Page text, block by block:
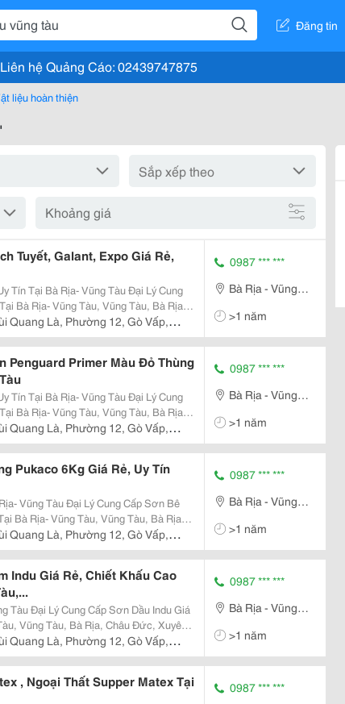
Đăng tin
Liên hệ Quảng Cáo: 02439747875
liệu hoàn thiện
Khoảng giá
Tuyết, Galant, Expo Giá Rẻ,
Bà Rịa- Vũng Tàu Đại Lý Cung
Bà Rịa- Vũng Tàu, Vũng Tàu, Bà Rịa,
Đỏ, Côn Đảo Cung Cấp Sơn
Quang Là, Phường 12, Gò Vấp,
0987 *** ***
Bà Rịa - Vũng
>1 năm
Penguard Primer Màu Đỏ Thùng
Bà Rịa- Vũng Tàu Đại Lý Cung
Bà Rịa- Vũng Tàu, Vũng Tàu, Bà Rịa,
Đất Đỏ, Côn Đảo Bảng Báo Gia
Quang Là, Phường 12, Gò Vấp,
0987 *** ***
Bà Rịa - Vũng
>1 năm
Pukaco 6Kg Giá Rẻ, Uy Tín
Cung Cấp Sơn Bê
Bà Rịa- Vũng Tàu, Vũng Tàu, Bà Rịa,
Đất Đỏ, Côn Đảo Ưu Điểm Của
Quang Là, Phường 12, Gò Vấp,
0987 *** ***
Bà Rịa - Vũng
>1 năm
Indu Giá Rẻ, Chiết Khấu Cao
Indu Giá
Vũng Tàu, Bà Rịa, Châu Đức, Xuyên
Sắt Mạ Kẽm
Quang Là, Phường 12, Gò Vấp,
0987 *** ***
Bà Rịa - Vũng
>1 năm
, Ngoại Thất Supper Matex Tại
0987 *** ***